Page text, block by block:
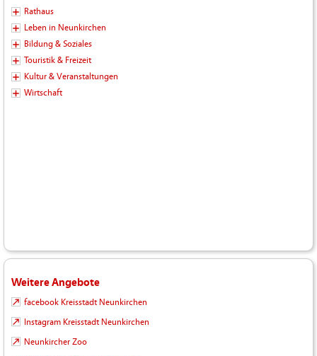
Rathaus
Leben in Neunkirchen
Bildung & Soziales
Touristik & Freizeit
Kultur & Veranstaltungen
Wirtschaft
Weitere Angebote
facebook Kreisstadt Neunkirchen
Instagram Kreisstadt Neunkirchen
Neunkircher Zoo